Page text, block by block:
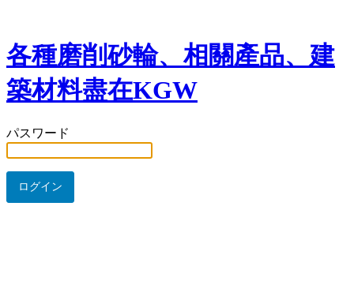
各種磨削砂輪、相關產品、建
築材料盡在KGW
パスワード